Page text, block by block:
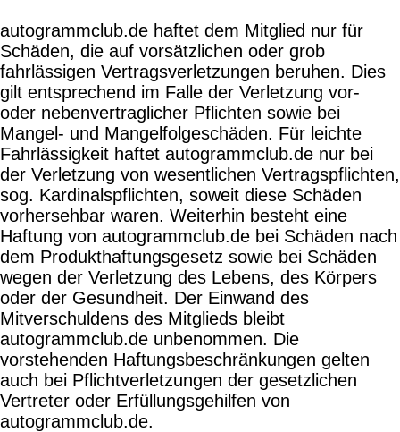
autogrammclub.de haftet dem Mitglied nur für
Schäden, die auf vorsätzlichen oder grob
fahrlässigen Vertragsverletzungen beruhen. Dies
gilt entsprechend im Falle der Verletzung vor-
oder nebenvertraglicher Pflichten sowie bei
Mangel- und Mangelfolgeschäden. Für leichte
Fahrlässigkeit haftet autogrammclub.de nur bei
der Verletzung von wesentlichen Vertragspflichten,
sog. Kardinalspflichten, soweit diese Schäden
vorhersehbar waren. Weiterhin besteht eine
Haftung von autogrammclub.de bei Schäden nach
dem Produkthaftungsgesetz sowie bei Schäden
wegen der Verletzung des Lebens, des Körpers
oder der Gesundheit. Der Einwand des
Mitverschuldens des Mitglieds bleibt
autogrammclub.de unbenommen. Die
vorstehenden Haftungsbeschränkungen gelten
auch bei Pflichtverletzungen der gesetzlichen
Vertreter oder Erfüllungsgehilfen von
autogrammclub.de.